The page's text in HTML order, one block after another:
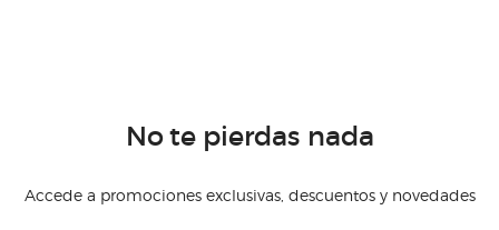
No te pierdas nada
Accede a promociones exclusivas, descuentos y novedades